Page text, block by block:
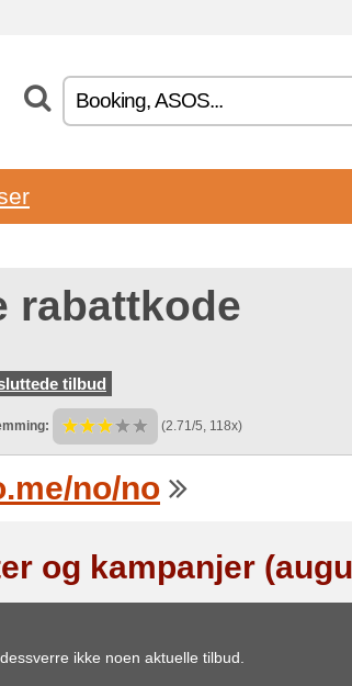
rabattkode
tilbud
(2.71/5, 118x)
no/no
og kampanjer
ikke noen aktuelle tilbud.